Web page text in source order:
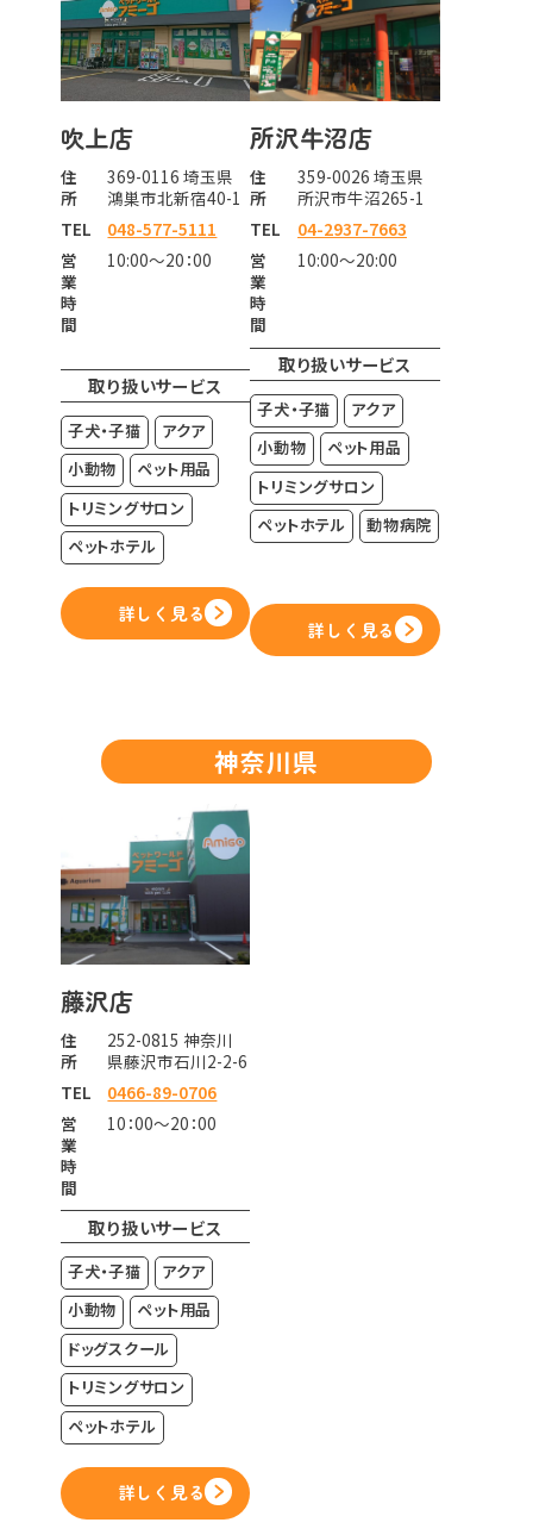
吹上店
住
所
369-0116 埼玉県
鴻巣市北新宿40-1
TEL
048-577-5111
営
業
時
間
10:00～20：00
取り扱いサービス
子犬・子猫
アクア
小動物
ペット用品
トリミングサロン
ペットホテル
詳しく見る
所沢牛沼店
住
所
359-0026 埼玉県
所沢市牛沼265-1
TEL
04-2937-7663
営
業
時
間
10:00～20:00
取り扱いサービス
子犬・子猫
アクア
小動物
ペット用品
トリミングサロン
ペットホテル
動物病院
詳しく見る
神奈川県
藤沢店
住
所
252-0815 神奈川
県藤沢市石川2-2-6
TEL
0466-89-0706
営
業
時
間
10：00～20：00
取り扱いサービス
子犬・子猫
アクア
小動物
ペット用品
ドッグスクール
トリミングサロン
ペットホテル
詳しく見る